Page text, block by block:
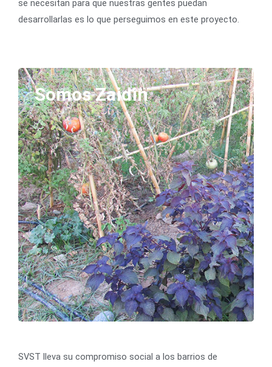
se necesitan para que nuestras gentes puedan
desarrollarlas es lo que perseguimos en este proyecto.
Somos Zaidin
SVST lleva su compromiso social a los barrios de